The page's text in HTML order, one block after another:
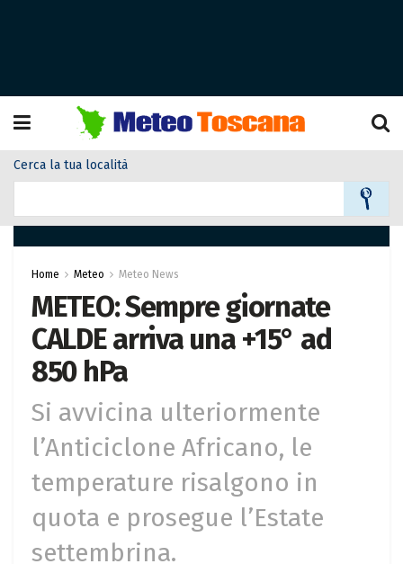
Cerca la tua località
Home Meteo Meteo News
METEO: Sempre giornate
CALDE arriva una +15° ad
850 hPa
Si avvicina ulteriormente
l’Anticiclone Africano, le
temperature risalgono in
quota e prosegue l’Estate
settembrina.